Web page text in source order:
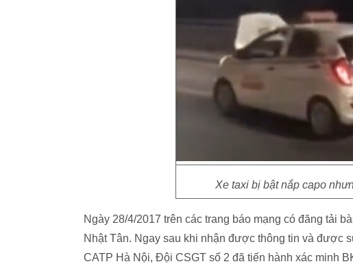
Xe taxi bị bật nắp capo
Ngày 28/4/2017 trên các trang báo mạng có đăng tải
Nhật Tân. Ngay sau khi nhận được thông tin và được
CATP Hà Nội, Đội CSGT số 2 đã tiến hành xác minh